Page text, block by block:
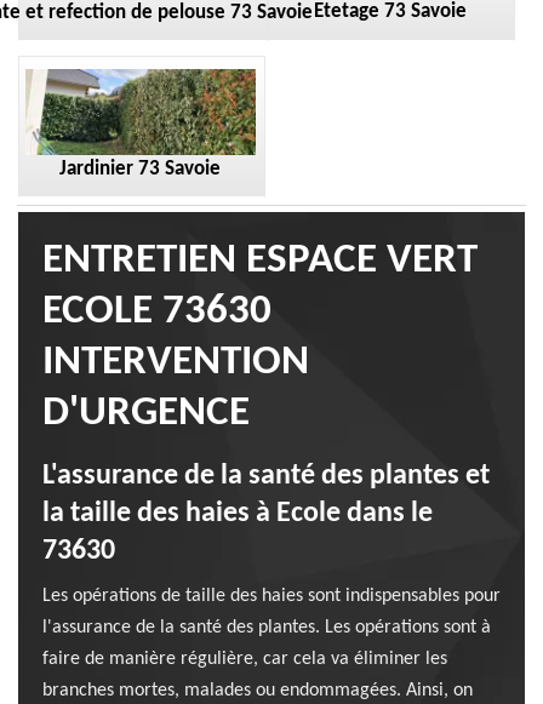
et refection de pelouse 73 Savoie Etetage 73 Savoie
Jardinier 73 Savoie
ENTRETIEN ESPACE VERT
ECOLE 73630
INTERVENTION
D'URGENCE
L'assurance de la santé des plantes et
la taille des haies à Ecole dans le
73630
Les opérations de taille des haies sont indispensables pour
l'assurance de la santé des plantes. Les opérations sont à
faire de manière régulière, car cela va éliminer les
branches mortes, malades ou endommagées. Ainsi, on